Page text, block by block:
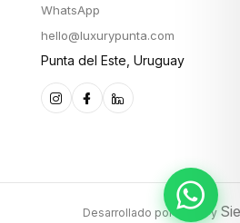
WhatsApp
hello@luxurypunta.com
Punta del Este, Uruguay
Desarrollado pormauiy